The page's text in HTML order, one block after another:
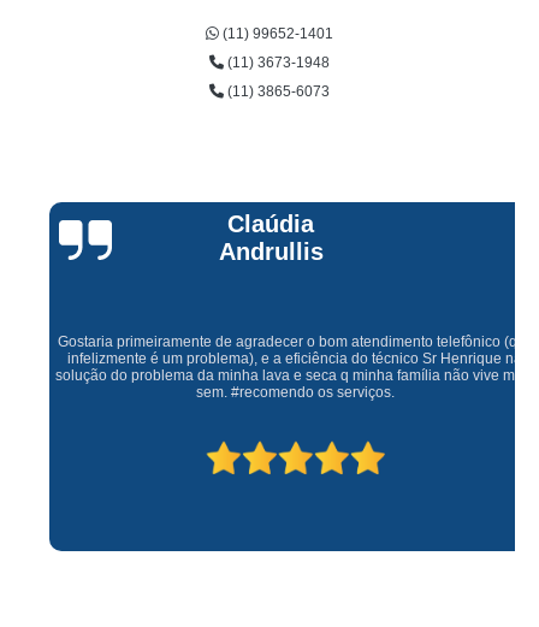
(11) 99652-1401
(11) 3673-1948
(11) 3865-6073
Claúdia
Andrullis
Gostaria primeiramente de agradecer o bom atendimento telefônico (q hj
infelizmente é um problema), e a eficiência do técnico Sr Henrique na
solução do problema da minha lava e seca q minha família não vive mais
sem. #recomendo os serviços.